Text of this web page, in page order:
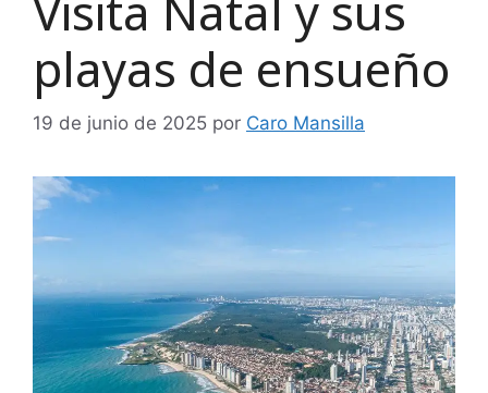
playas de ensueño
19 de junio de 2025 por Caro Mansilla